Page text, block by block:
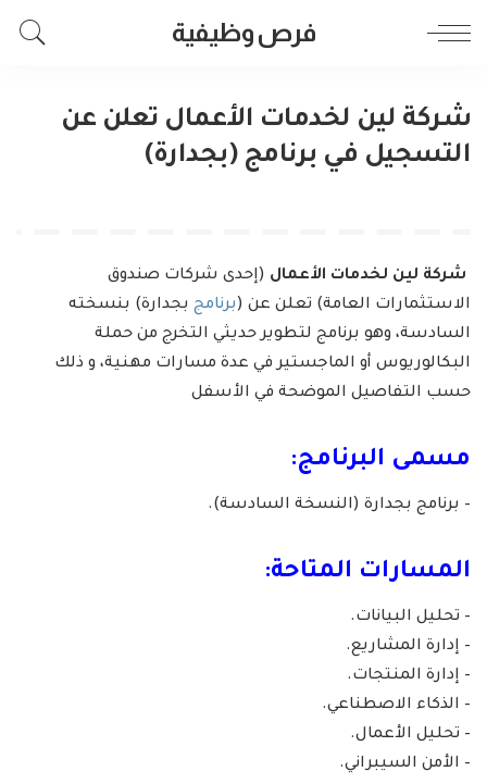
فرص وظيفية
شركة لين لخدمات الأعمال تعلن عن
التسجيل في برنامج (بجدارة)
شركة لين لخدمات الأعمال (إحدى شركات صندوق
الاستثمارات العامة) تعلن عن (برنامج بجدارة) بنسخته
السادسة، وهو برنامج لتطوير حديثي التخرج من حملة
البكالوريوس أو الماجستير في عدة مسارات مهنية، و ذلك
حسب التفاصيل الموضحة في الأسفل
مسمى البرنامج:
– برنامج بجدارة (النسخة السادسة).
المسارات المتاحة:
– تحليل البيانات.
– إدارة المشاريع.
– إدارة المنتجات.
– الذكاء الاصطناعي.
– تحليل الأعمال.
– الأمن السيبراني.